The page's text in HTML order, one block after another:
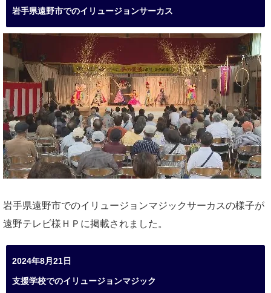
岩手県遠野市でのイリュージョンサーカス
岩手県遠野市でのイリュージョンマジックサーカスの様子が
遠野テレビ様ＨＰに掲載されました。
2024年8月21日
支援学校でのイリュージョンマジック